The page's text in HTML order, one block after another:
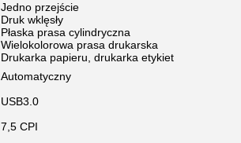
Jedno przejście
Druk wklęsły
Płaska prasa cylindryczna
Wielokolorowa prasa drukarska
Drukarka papieru, drukarka etykiet
Automatyczny
USB3.0
7,5 CPI